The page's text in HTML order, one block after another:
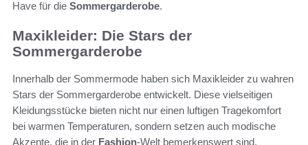
Have für die Sommergarderobe.
Maxikleider: Die Stars der
Sommergarderobe
Innerhalb der Sommermode haben sich Maxikleider zu wahren
Stars der Sommergarderobe entwickelt. Diese vielseitigen
Kleidungsstücke bieten nicht nur einen luftigen Tragekomfort
bei warmen Temperaturen, sondern setzen auch modische
Akzente, die in der Fashion-Welt bemerkenswert sind.